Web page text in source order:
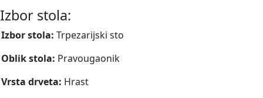
Izbor stola:
Izbor stola: Trpezarijski sto
Oblik stola: Pravougaonik
Vrsta drveta: Hrast